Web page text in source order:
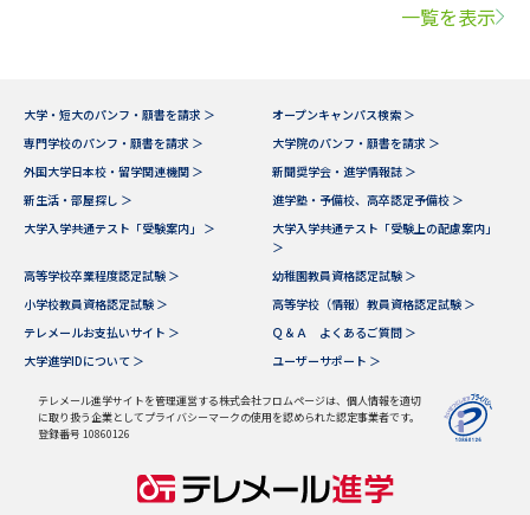
一覧を表示
大学・短大のパンフ・願書を請求 ＞
オープンキャンパス検索 ＞
専門学校のパンフ・願書を請求 ＞
大学院のパンフ・願書を請求 ＞
外国大学日本校・留学関連機関 ＞
新聞奨学会・進学情報誌 ＞
新生活・部屋探し ＞
進学塾・予備校、高卒認定予備校 ＞
大学入学共通テスト「受験案内」 ＞
大学入学共通テスト「受験上の配慮案内」
＞
高等学校卒業程度認定試験 ＞
幼稚園教員資格認定試験 ＞
小学校教員資格認定試験 ＞
高等学校（情報）教員資格認定試験 ＞
テレメールお支払いサイト ＞
Ｑ＆Ａ よくあるご質問 ＞
大学進学IDについて ＞
ユーザーサポート ＞
テレメール進学サイトを管理運営する株式会社フロムページは、個人情報を適切
に取り扱う企業としてプライバシーマークの使用を認められた認定事業者です。
登録番号 10860126